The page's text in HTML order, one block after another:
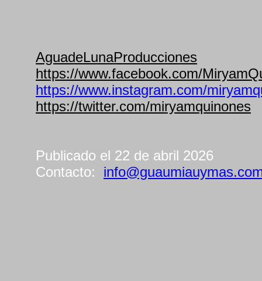
AguadeLunaProducciones
https://www.facebook.com/
https://www.instagram.com/
https://twitter.com/miryamquinones
Publicado el 22 de abril 2026
Contacto: